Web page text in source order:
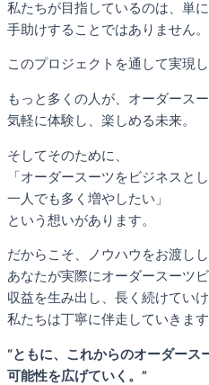
私たちが目指しているのは、単
手助けすることではありません。
このプロジェクトを通して実現
もっと多くの人が、オーダース
気軽に体験し、楽しめる未来。
そしてそのために、
「オーダースーツをビジネスと
一人でも多く増やしたい」
という想いがあります。
だからこそ、ノウハウをお渡し
あなたが実際にオーダースーツ
収益を生み出し、長く続けていけ
私たちは丁寧に伴走していきます
“ともに、これからのオーダース
可能性を広げていく。”